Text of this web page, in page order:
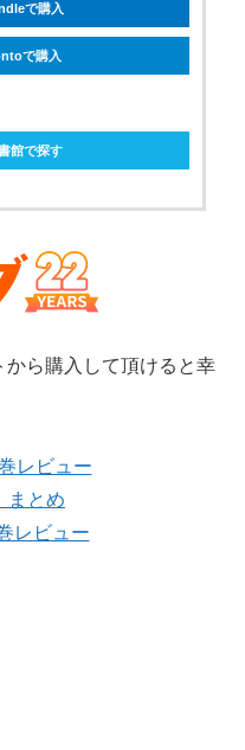
で購入
で購入
館で探す
から購入して頂けると幸
レビュー
とめ
レビュー